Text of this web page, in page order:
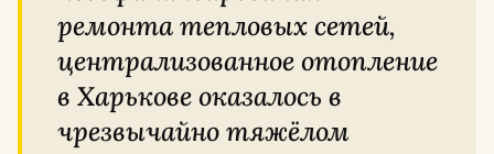
ремонта тепловых сетей,
централизованное отопление
в Харькове оказалось в
чрезвычайно тяжёлом